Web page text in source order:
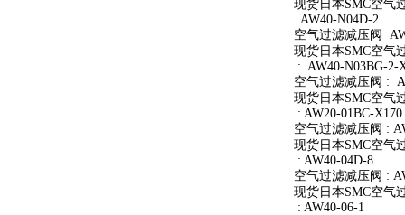
现货日本SMC空气
AW40-N04D-2
空气过滤减压阀
现货日本SMC空气
: AW40-N03BG-2-
空气过滤减压阀 :
现货日本SMC空气
: AW20-01BC-X170
空气过滤减压阀 :
现货日本SMC空气
: AW40-04D-8
空气过滤减压阀 :
现货日本SMC空气
: AW40-06-1